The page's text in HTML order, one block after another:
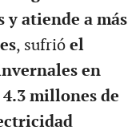
atiende a más
, sufrió el
en
millones de